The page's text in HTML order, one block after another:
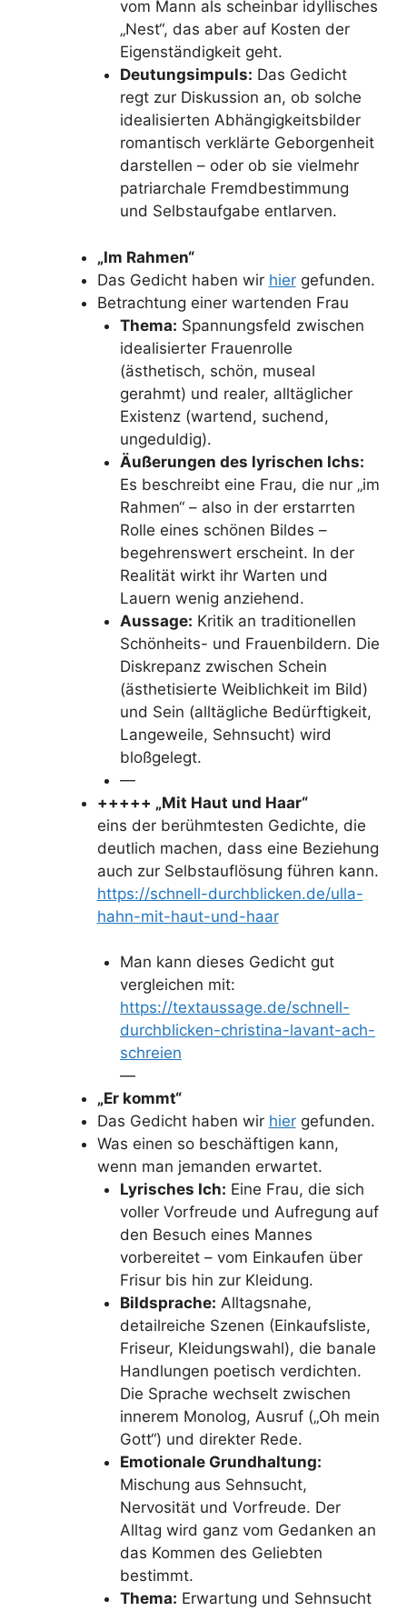
vom Mann als scheinbar idyllisches
„Nest“, das aber auf Kosten der
Eigenständigkeit geht.
Deutungsimpuls: Das Gedicht
regt zur Diskussion an, ob solche
idealisierten Abhängigkeitsbilder
romantisch verklärte Geborgenheit
darstellen – oder ob sie vielmehr
patriarchale Fremdbestimmung
und Selbstaufgabe entlarven.
„Im Rahmen“
Das Gedicht haben wir hiergefunden.
Betrachtung einer wartenden Frau
Thema: Spannungsfeld zwischen
idealisierter Frauenrolle
(ästhetisch, schön, museal
gerahmt) und realer, alltäglicher
Existenz (wartend, suchend,
ungeduldig).
Äußerungen des lyrischen Ichs:
Es beschreibt eine Frau, die nur „im
Rahmen“ – also in der erstarrten
Rolle eines schönen Bildes –
begehrenswert erscheint. In der
Realität wirkt ihr Warten und
Lauern wenig anziehend.
Aussage: Kritik an traditionellen
Schönheits- und Frauenbildern. Die
Diskrepanz zwischen Schein
(ästhetisierte Weiblichkeit im Bild)
und Sein (alltägliche Bedürftigkeit,
Langeweile, Sehnsucht) wird
bloßgelegt.
—
+++++ „Mit Haut und Haar“
eins der berühmtesten Gedichte, die
deutlich machen, dass eine Beziehung
auch zur Selbstauflösung führen kann.
https://schnell-durchblicken.de/ulla-
hahn-mit-haut-und-haar
Man kann dieses Gedicht gut
vergleichen mit:
https://textaussage.de/schnell-
durchblicken-christina-lavant-ach-
schreien
—
„Er kommt“
Das Gedicht haben wir hiergefunden.
Was einen so beschäftigen kann,
wenn man jemanden erwartet.
Lyrisches Ich: Eine Frau, die sich
voller Vorfreude und Aufregung auf
den Besuch eines Mannes
vorbereitet – vom Einkaufen über
Frisur bis hin zur Kleidung.
Bildsprache: Alltagsnahe,
detailreiche Szenen (Einkaufsliste,
Friseur, Kleidungswahl), die banale
Handlungen poetisch verdichten.
Die Sprache wechselt zwischen
innerem Monolog, Ausruf („Oh mein
Gott“) und direkter Rede.
Emotionale Grundhaltung:
Mischung aus Sehnsucht,
Nervosität und Vorfreude. Der
Alltag wird ganz vom Gedanken an
das Kommen des Geliebten
bestimmt.
Thema: Erwartung und Sehnsucht